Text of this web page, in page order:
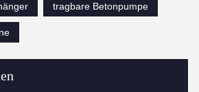
tragbare Betonpumpe